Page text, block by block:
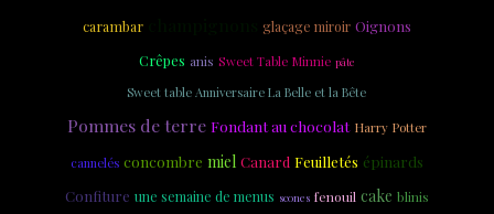
carambar glaçage miroir Oignons
Crêpes anis Sweet Table Minnie pâte
Sweet table Anniversaire La Belle et la Bête
Pommes de terre Fondant au chocolat Harry Potter
cannelés concombre miel Canard Feuilletés épinards
Confiture une semaine de menus scones fenouil cake blinis